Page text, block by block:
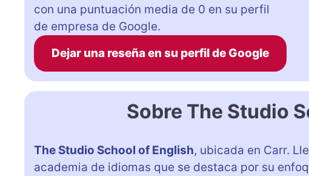
con una puntuación media de 0 en su perfil
de empresa de Google.
Dejar una reseña en su perfil de Google
Sobre The Studio
The Studio School of English, ubicada en Carr.
academia de idiomas que se destaca por su